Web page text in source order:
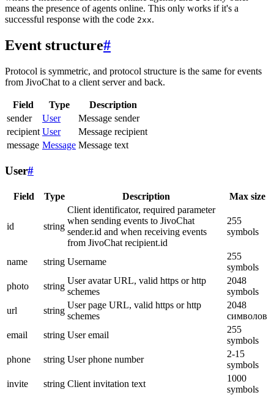
means the presence of agents online. This only works if it's a
successful response with the code 2xx.
Event structure#
Protocol is symmetric, and protocol structure is the same for events
from JivoChat to a client server and back.
Field Type
Description
sender
User
Message sender
recipient User
Message recipient
message Message Message text
User#
Field Type Description Max size
id string
Client identificator, required parameter
when sending events to JivoChat
sender.id and when receiving events
from JivoChat recipient.id
255
symbols
name string Username
255
symbols
photo
string
User avatar URL, valid https or http
schemes
2048
symbols
url
string
User page URL, valid https or http
schemes
2048
символов
email
string User email
255
symbols
phone
string User phone number
2-15
symbols
invite
string Client invitation text
1000
symbols